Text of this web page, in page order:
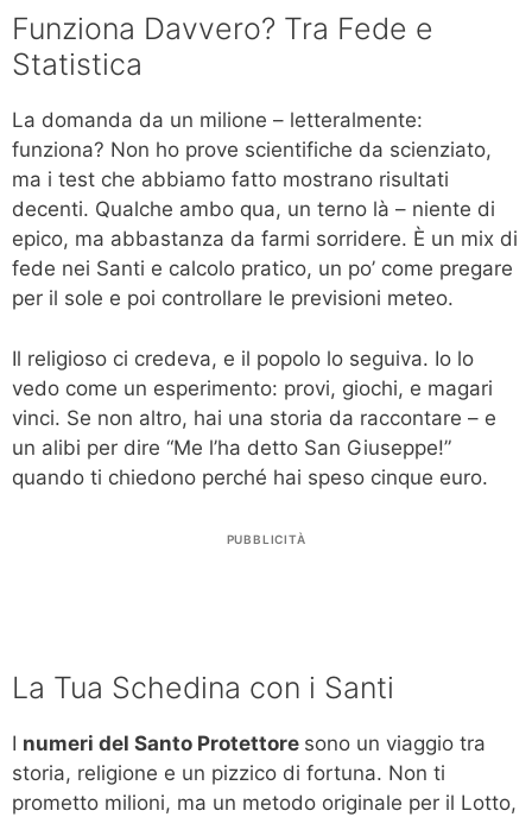
Funziona Davvero? Tra Fede e
Statistica
La domanda da un milione – letteralmente:
funziona? Non ho prove scientifiche da scienziato,
ma i test che abbiamo fatto mostrano risultati
decenti. Qualche ambo qua, un terno là – niente di
epico, ma abbastanza da farmi sorridere. È un mix di
fede nei Santi e calcolo pratico, un po’ come pregare
per il sole e poi controllare le previsioni meteo.
Il religioso ci credeva, e il popolo lo seguiva. Io lo
vedo come un esperimento: provi, giochi, e magari
vinci. Se non altro, hai una storia da raccontare – e
un alibi per dire “Me l’ha detto San Giuseppe!”
quando ti chiedono perché hai speso cinque euro.
PUBBLICITÀ
La Tua Schedina con i Santi
I numeri del Santo Protettore sono un viaggio tra
storia, religione e un pizzico di fortuna. Non ti
prometto milioni, ma un metodo originale per il Lotto,